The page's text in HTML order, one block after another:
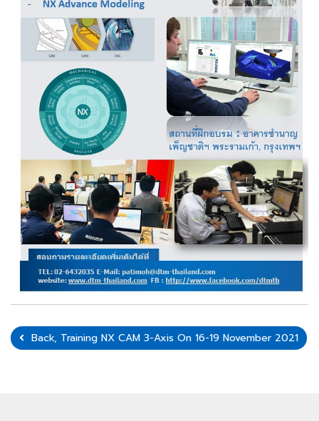
Back, Training NX CAM 3-Axis On 16-19 November 2021